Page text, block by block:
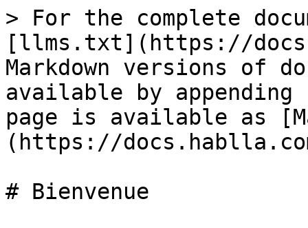
> For the complete
[llms.txt](https://
Markdown versions of
available by
page is available as
(https://
# Bienvenue